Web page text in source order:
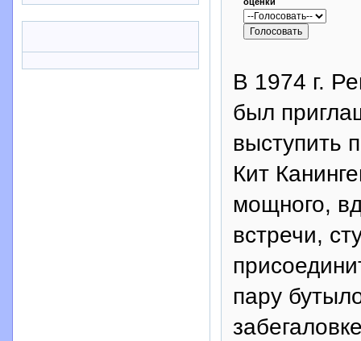
В 1974 г.
был
выступить
Кит
мощного,
встречи,
пару